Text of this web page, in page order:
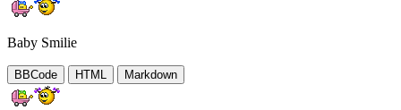
Baby Smilie
BBCode HTML Markdown